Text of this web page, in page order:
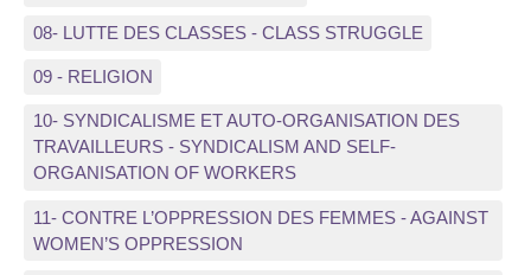
08- LUTTE DES CLASSES - CLASS STRUGGLE
09 - RELIGION
10- SYNDICALISME ET AUTO-ORGANISATION DES
TRAVAILLEURS - SYNDICALISM AND SELF-
ORGANISATION OF WORKERS
11- CONTRE L’OPPRESSION DES FEMMES - AGAINST
WOMEN’S OPPRESSION